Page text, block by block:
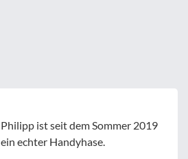
Philipp ist seit dem Sommer 2019
ein echter Handyhase.